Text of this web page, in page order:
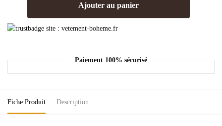
Ajouter au panier
Paiement 100% sécurisé
Fiche Produit Description